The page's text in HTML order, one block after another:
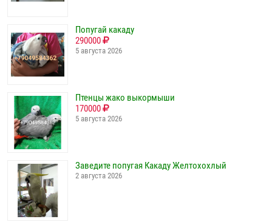
Попугай какаду
290000
5 августа 2026
Птенцы жако выкормыши
170000
5 августа 2026
Заведите попугая Какаду Желтохохлый
2 августа 2026